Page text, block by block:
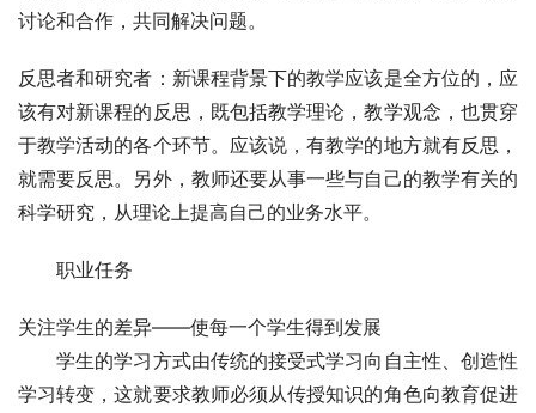
讨论和合作，共同解决问题。
反思者和研究者：新课程背景下的教学应该是全方位的，应
该有对新课程的反思，既包括教学理论，教学观念，也贯穿
于教学活动的各个环节。应该说，有教学的地方就有反思，
就需要反思。另外，教师还要从事一些与自己的教学有关的
科学研究，从理论上提高自己的业务水平。
职业任务
关注学生的差异——使每一个学生得到发展
学生的学习方式由传统的接受式学习向自主性、创造性
学习转变，这就要求教师必须从传授知识的角色向教育促进